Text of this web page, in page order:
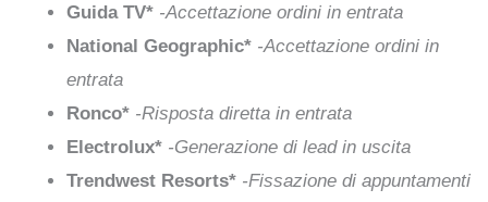
Guida TV* -Accettazione ordini in entrata
National Geographic* -Accettazione ordini in
entrata
Ronco* -Risposta diretta in entrata
Electrolux* -Generazione di lead in uscita
Trendwest Resorts* -Fissazione di appuntamenti